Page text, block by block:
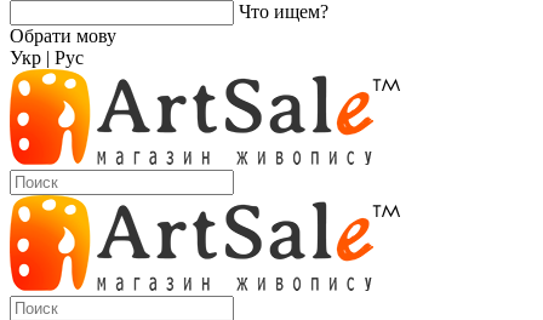
Что ищем?
Обрати мову
Укр | Рус